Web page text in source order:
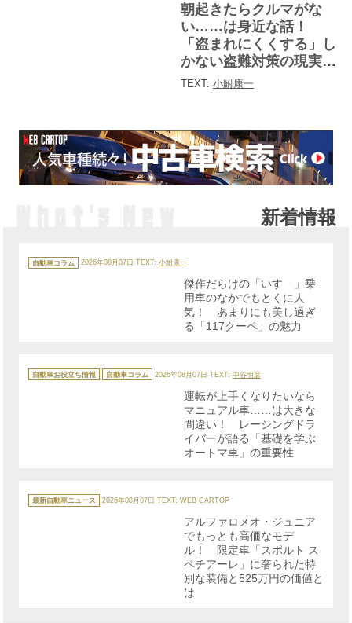
朝起きたらクルマがな
い……は身近な話！
「盗まれにくくする」し
かない盗難対策の現実と
は
TEXT: 小鮒康一
新着情報
テ
ゴ
自動車コラム 2026年08月07日 TEXT: 小鮒康一
傑作だらけの「いすゞ」乗
用車のなかでもとくに人
気！ あまりにも美し過ぎ
る「117クーペ」の魅力
テ
ゴ
自動車お役立ち情報 自動車コラム 2026年08月07日 TEXT: 中谷明彦
運転が上手くなりたいなら
マニュアル車……は大きな
間違い！ レーシングドラ
イバーが語る「基礎を学ぶ
オートマ車」の重要性
テ
ゴ
最新自動車ニュース 2026年08月07日 TEXT: WEB CARTOP
アルファロメオ・ジュニア
でもっとも高価なモデ
ル！ 限定車「スポルト ス
ペチアーレ」に奢られた特
別な装備と525万円の価値と
は